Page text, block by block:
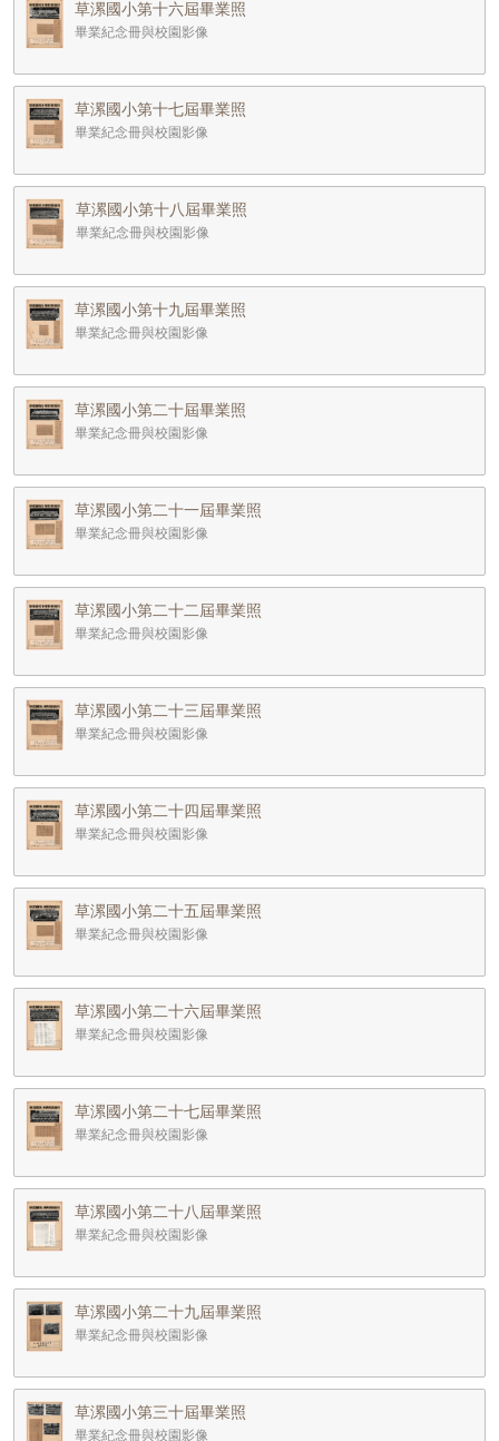
草漯國小第十六屆畢業照
畢業紀念冊與校園影像
草漯國小第十七屆畢業照
畢業紀念冊與校園影像
草漯國小第十八屆畢業照
畢業紀念冊與校園影像
草漯國小第十九屆畢業照
畢業紀念冊與校園影像
草漯國小第二十屆畢業照
畢業紀念冊與校園影像
草漯國小第二十一屆畢業照
畢業紀念冊與校園影像
草漯國小第二十二屆畢業照
畢業紀念冊與校園影像
草漯國小第二十三屆畢業照
畢業紀念冊與校園影像
草漯國小第二十四屆畢業照
畢業紀念冊與校園影像
草漯國小第二十五屆畢業照
畢業紀念冊與校園影像
草漯國小第二十六屆畢業照
畢業紀念冊與校園影像
草漯國小第二十七屆畢業照
畢業紀念冊與校園影像
草漯國小第二十八屆畢業照
畢業紀念冊與校園影像
草漯國小第二十九屆畢業照
畢業紀念冊與校園影像
草漯國小第三十屆畢業照
畢業紀念冊與校園影像